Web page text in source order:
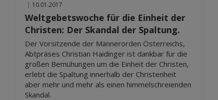
| 10.01.2017
Weltgebetswoche für die Einheit der
Christen: Der Skandal der Spaltung.
Der Vorsitzende der Männerorden Österreichs,
Abtpräses Christian Haidinger ist dankbar für die
großen Bemühungen um die Einheit der Christen,
erlebt die Spaltung innerhalb der Christenheit
aber mehr und mehr als einen himmelschreienden
Skandal.